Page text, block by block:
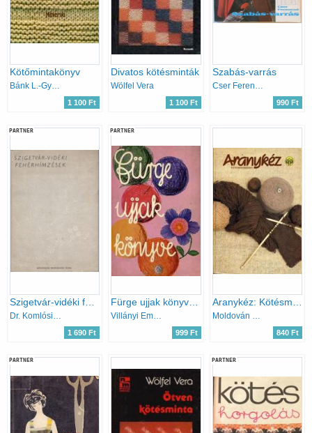
Kötőmintakönyv
Bánk L.-Gyulai I.-Németh J.
1 100 Ft
Divatos kötésminták
Wölfel Vera
1 100 Ft
Szabás-varrás
Cser Ferencné
990 Ft
PARTNER
1 690 Ft
PARTNER
999 Ft 840 Ft
PARTNER PARTNER